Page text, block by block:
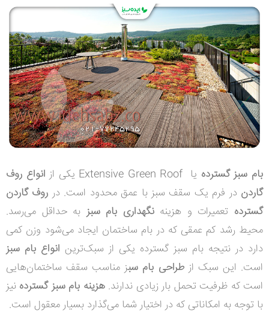
بام سبز گسترده یا Extensive Green Roof یکی از انواع روف
گاردن در فرم یک سقف سبز با عمق محدود است. در روف گاردن
گسترده تعمیرات و هزینه‌نگهداری بام سبزبه حداقل می‌رسد.
محیط رشد کم عمقی که در بام ساختمان ایجاد می‌شود وزن کمی
دارد در نتیجه بام سبز گسترده یکی از سبک‌ترین انواع بام سبز
است. این سبک ازطراحی بام سبز مناسب سقف ساختمان‌هایی
است که ظرفیت تحمل بار زیادی ندارند.هزینه بام سبز گسترده نیز
با توجه به امکاناتی که در اختیار شما می‌گذارد بسیار معقول است.